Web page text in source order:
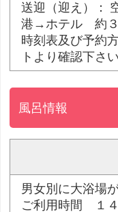
送迎（迎え）：
港→ホテル 約３
時刻表及び予約
トより確認下さい
風呂情報
男女別に大浴場が
ご利用時間 １４